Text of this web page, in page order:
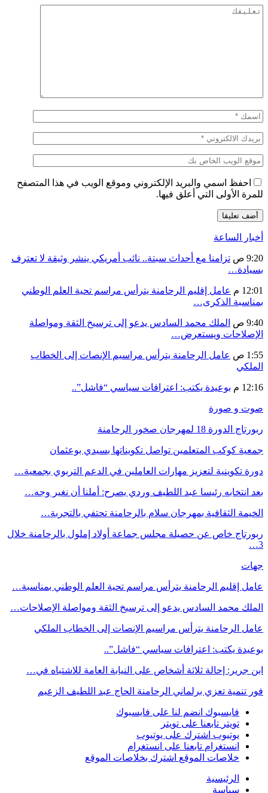
احفظ اسمي والبريد الإلكتروني وموقع الويب في هذا المتصفح
للمرة الأولى التي أعلق فيها.
أخبار الساعة
9:20 ص
تزامنا مع أحداث سبتة.. نائب أمريكي ينشر وثيقة لا تعترف
بسيادة…
12:01 م
عامل إقليم الرحامنة يترأس مراسم تحية العلم الوطني
بمناسبة الذكرى…
9:40 ص
الملك محمد السادس يدعو إلى ترسيخ الثقة ومواصلة
الإصلاحات ويستعرض…
1:55 ص
عامل الرحامنة يترأس مراسيم الإنصات إلى الخطاب
الملكي
12:16 م بوعيدة يكتب: اعترافات سياسي “فاشل”..
صوت و صورة
ربورتاج الدورة 18 لمهرجان صخور الرحامنة
جمعية كوكب المتعلمين تواصل تكويناتها بسيدي بوعثمان
دورة تكوينية لتعزيز مهارات العاملين في الدعم التربوي بجمعية…
بعد انتخابه رئيسا عبد اللطيف وردي يصرح: أملنا أن نغير وجه…
الخيمة الثقافية بمهرجان سلام بالرحامنة تحتفي بالتجربة…
ربورتاج خاص عن حصيلة مجلس جماعة أولاد إملول بالرحامنة خلال
3…
جهات
عامل إقليم الرحامنة يترأس مراسم تحية العلم الوطني بمناسبة…
الملك محمد السادس يدعو إلى ترسيخ الثقة ومواصلة الإصلاحات…
عامل الرحامنة يترأس مراسيم الإنصات إلى الخطاب الملكي
بوعيدة يكتب: اعترافات سياسي “فاشل”..
ابن جرير: إحالة ثلاثة أشخاص على النيابة العامة للاشتباه في…
فور تنمية تعزي برلماني الرحامنة الحاج عبد اللطيف الزعيم
فايسبوك انضم لنا على فايسبوك
تويتر تابعنا على تويتر
يوتيوب اشترك على يوتيوب
انستغرام تابعنا على انستغرام
خلاصات الموقع اشترك بخلاصات الموقع
الرئيسية
سياسة